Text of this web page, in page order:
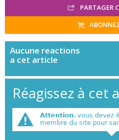
PARTAGER
Aucune reactions
a cet article
Réagissez à cet
Attention, vous devez
membre du site pour